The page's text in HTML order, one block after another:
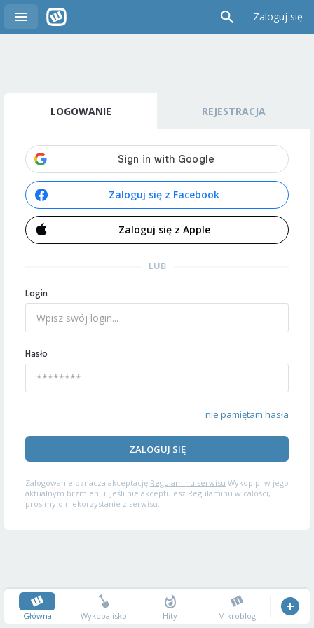
Zaloguj się
LOGOWANIE REJESTRACJA
Zaloguj się z Facebook
Zaloguj się z Apple
LUB
Login
Hasło
nie pamiętam hasła
ZALOGUJ SIĘ
Zalogowanie oznacza akceptację Regulaminu serwisu Wykop.pl w jego
aktualnym brzmieniu. Jeśli nie akceptujesz Regulaminu w całości,
prosimy o niekorzystanie z serwisu.
Główna Wykopalisko Hity Mikroblog